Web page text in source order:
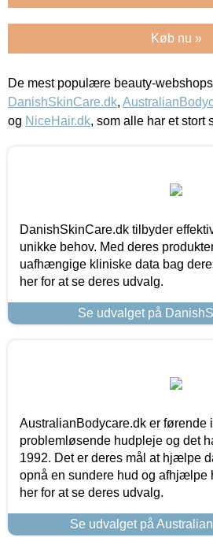
Køb nu »
De mest populære beauty-
DanishSkinCare.dk,
og NiceHair.dk, som alle har et stort
DanishSkinCare.dk tilbyder
unikke behov. Med deres
uafhængige kliniske data bag
her for at se deres udvalg.
Se udvalget på
AustralianBodycare.dk er førende
problemløsende hudpleje og det
1992. Det er deres mål at hjælpe
opnå en sundere hud og afhjælpe
her for at se deres udvalg.
Se udvalget på